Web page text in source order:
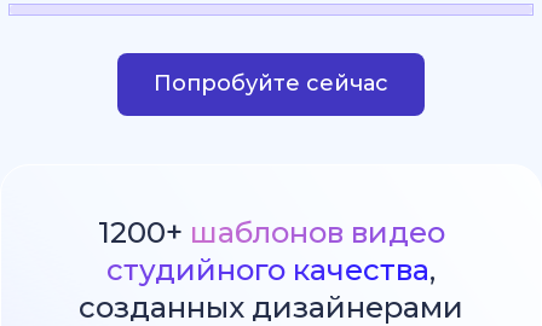
Попробуйте сейчас
1200+ шаблонов видео
студийного качества,
созданных дизайнерами